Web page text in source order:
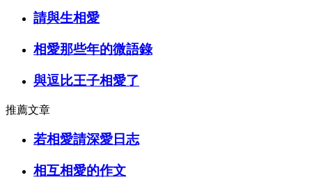
請與生相愛
相愛那些年的微語錄
與逗比王子相愛了
推薦文章
若相愛請深愛日志
相互相愛的作文